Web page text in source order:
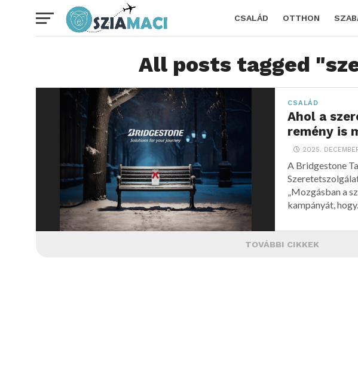
CSALÁD OTTHON
All posts tagged
CSALÁD
Ahol a
remény is
2025.
A Bridgestone
„Mozgásban a
kampányát,
TOVÁBBI CIKKEK